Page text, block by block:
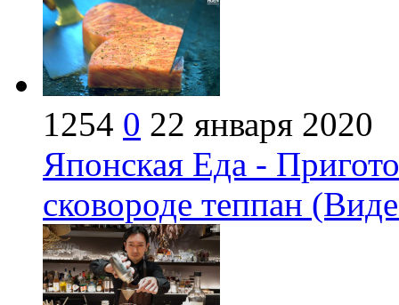
1254 0 22 января 2020
Японская Еда -
сковороде теппан